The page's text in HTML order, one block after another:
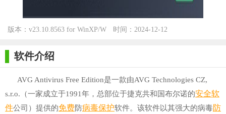
版本：v23.10.8563 for WinXP/W
时间：2024-12-12
软件介绍
AVG Antivirus Free Edition是一款由AVG Technologies CZ,
s.r.o.（一家成立于1991年，总部位于捷克共和国布尔诺的安全软
件公司）提供的免费防病毒保护软件。该软件以其强大的病毒防